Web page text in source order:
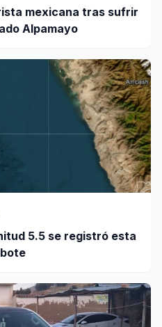
mexicana tras sufrir
Alpamayo
5.5 se registró esta